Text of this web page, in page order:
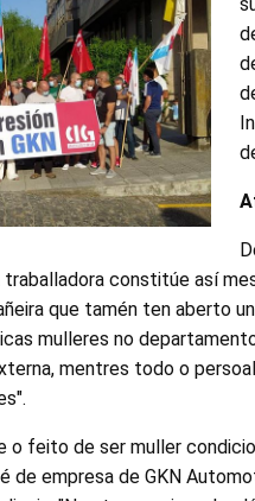
constitúe así
que tamén ten aberto
mulleres no
mentres todo o
o feito de ser muller
de empresa de GKN